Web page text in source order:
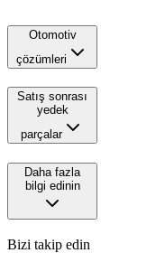
Otomotiv
çözümleri
Satış sonrası
yedek
parçalar
Daha fazla
bilgi edinin
Bizi takip edin